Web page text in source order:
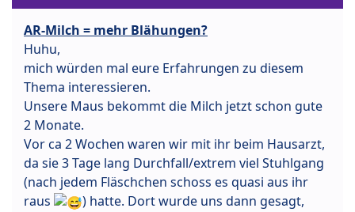
AR-Milch = mehr Blähungen?
Huhu,
mich würden mal eure Erfahrungen zu diesem
Thema interessieren.
Unsere Maus bekommt die Milch jetzt schon gute
2 Monate.
Vor ca 2 Wochen waren wir mit ihr beim Hausarzt,
da sie 3 Tage lang Durchfall/extrem viel Stuhlgang
(nach jedem Fläschchen schoss es quasi aus ihr
raus
) hatte. Dort wurde uns dann gesagt,